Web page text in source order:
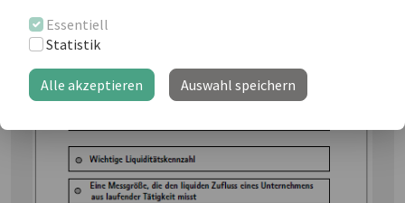
Essentiell
Statistik
Alle akzeptieren Auswahl speichern
Ihnen, wie Sie die Cashflow-Rechnung erstellen und
den Kapitalfluss überwachen.
Big Points: Cashflow